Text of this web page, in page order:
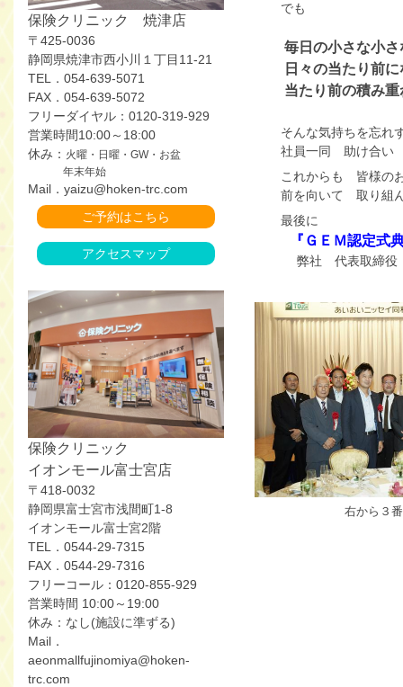
でも
毎日の小さな小
日々の当たり前に
当たり前の積み重
そんな気持ちを忘れ
社員一同 助け合い 乗
これからも 皆様のお
前を向いて 取り組ん
最後に
『ＧＥＭ認定式
弊社 代表取締役 中島
右から３
保険クリニック 焼津店
〒425-0036
静岡県焼津市西小川１丁目11-21
TEL．054-639-5071
FAX．054-639-5072
フリーダイヤル：0120-319-929
営業時間10:00～18:00
休み： 火曜・日曜・GW・お盆
年末年始
Mail．yaizu@hoken-trc.com
ご予約はこちら
アクセスマップ
保険クリニック
イオンモール富士宮店
〒418-0032
静岡県富士宮市浅間町1-8
イオンモール富士宮2階
TEL．0544-29-7315
FAX．0544-29-7316
フリーコール：0120-855-929
営業時間 10:00～19:00
休み：なし(施設に準ずる)
Mail．
aeonmallfujinomiya@hoken-
trc.com